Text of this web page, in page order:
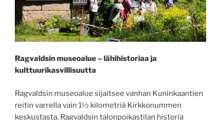
Ragvaldsin museoalue – lähihistoriaa ja
kulttuurikasvillisuutta
Ragvaldsin museoalue sijaitsee vanhan Kuninkaantien
reitin varrella vain 1½ kilometriä Kirkkonummen
keskustasta. Ragvaldsin talonpoikastilan historia